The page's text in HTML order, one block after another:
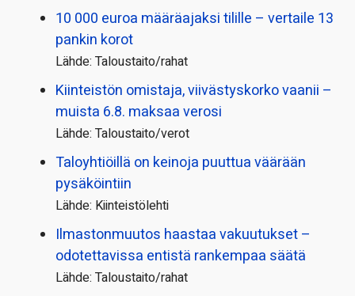
10 000 euroa määräajaksi tilille – vertaile 13
pankin korot
Lähde: Taloustaito/rahat
Kiinteistön omistaja, viivästyskorko vaanii –
muista 6.8. maksaa verosi
Lähde: Taloustaito/verot
Taloyhtiöillä on keinoja puuttua väärään
pysäköintiin
Lähde: Kiinteistölehti
Ilmastonmuutos haastaa vakuutukset –
odotettavissa entistä rankempaa säätä
Lähde: Taloustaito/rahat